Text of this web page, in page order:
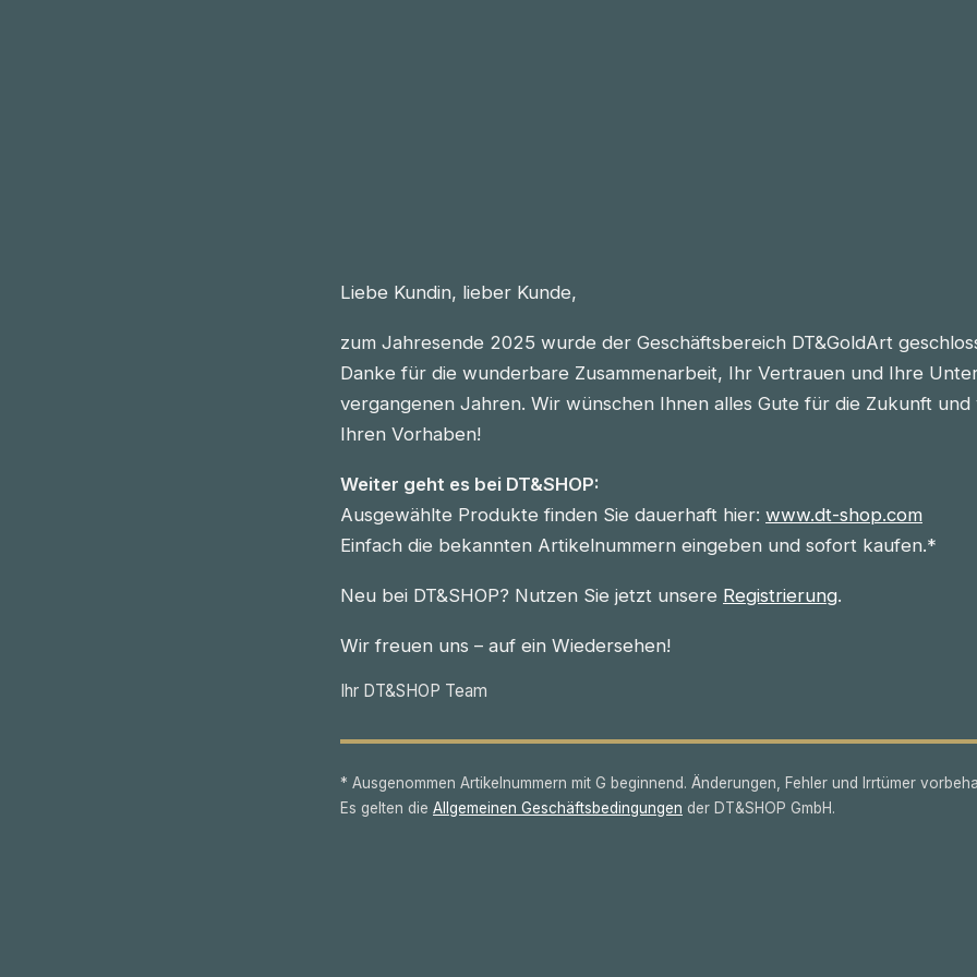
Liebe Kundin, lieber Kunde,
zum Jahresende 2025 wurde der Geschäftsbereich DT&GoldArt
Danke für die wunderbare Zusammenarbeit, Ihr Vertrauen und Ihre
vergangenen Jahren. Wir wünschen Ihnen alles Gute für die Zukunft und
Ihren Vorhaben!
Weiter geht es bei DT&SHOP:
Ausgewählte Produkte finden Sie dauerhaft hier: www.dt-shop.com
Einfach die bekannten Artikelnummern eingeben und sofort kaufen.*
Neu bei DT&SHOP? Nutzen Sie jetzt unsere Registrierung.
Wir freuen uns – auf ein Wiedersehen!
Ihr DT&SHOP Team
* Ausgenommen Artikelnummern mit G beginnend. Änderungen, Fehler und Irrtümer
Es gelten die Allgemeinen Geschäftsbedingungen der DT&SHOP GmbH.